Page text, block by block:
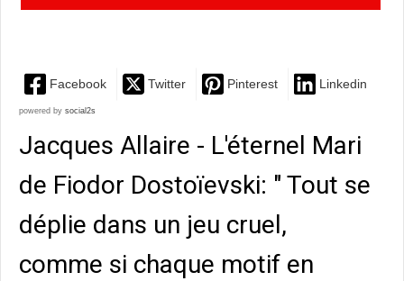
Facebook Twitter Pinterest Linkedin
powered by social2s
Jacques Allaire - L'éternel Mari
de Fiodor Dostoïevski: " Tout se
déplie dans un jeu cruel,
comme si chaque motif en